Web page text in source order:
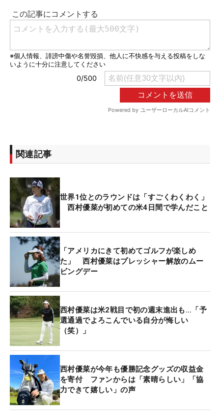
関連記事
世界1位とのラウンドは「すごくわくわく」
西村優菜が初めての米4日間で学んだこと
「アメリカにきて初めてゴルフが楽しめ
た」 西村優菜はプレッシャー解放のムー
ビングデー
西村優菜は米2戦目で初の週末進出も…「予
選通過でよろこんでいる自分が悔しい
（笑）」
西村優菜が今年も優勝記念グッズの収益金
を寄付 ファンからは「素晴らしい」「協
力できて嬉しい」の声